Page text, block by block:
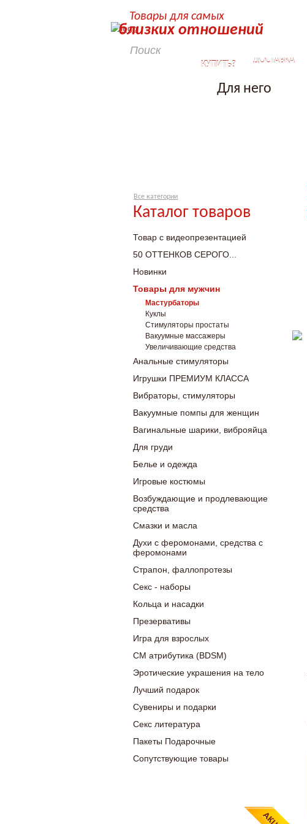
Товары для самых
близких отношений
КУПИТЬ?
ДОСТАВКА
Для него
Все категории
Каталог товаров
Товар с видеопрезентацией
50 ОТТЕНКОВ СЕРОГО...
Новинки
Товары для мужчин
Мастурбаторы
Куклы
Стимуляторы простаты
Вакуумные массажеры
Увеличивающие средства
Анальные стимуляторы
Игрушки ПРЕМИУМ КЛАССА
Вибраторы, стимуляторы
Вакуумные помпы для женщин
Вагинальные шарики, виброяйца
Для груди
Белье и одежда
Игровые костюмы
Возбуждающие и продлевающие
средства
Смазки и масла
Духи с феромонами, средства с
феромонами
Страпон, фаллопротезы
Секс - наборы
Кольца и насадки
Презервативы
Игра для взрослых
СМ атрибутика (BDSM)
Эротические украшения на тело
Лучший подарок
Сувениры и подарки
Секс литература
Пакеты Подарочные
Сопутствующие товары